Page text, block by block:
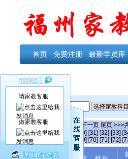
首页 免费注册 最新学员库
ID
当前第2页 上一页 下一页 尾页 >>>
[25] [26] [27] [28] [29] [30] [31] [32] [33]
[64] [65] [68] [69] [70] [71] [72]
请家教客服
做家教客服